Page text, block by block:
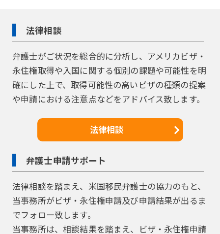
法律相談
弁護士がご状況を総合的に分析し、アメリカビザ・
永住権取得や入国に関する個別の課題や可能性を明
確にした上で、取得可能性の高いビザの種類の提案
や申請における注意点などをアドバイス致します。
法律相談
弁護士申請サポート
法律相談を踏まえ、米国移民弁護士の協力のもと、
当事務所がビザ・永住権申請及び申請結果が出るま
でフォロー致します。
当事務所は、相談結果を踏まえ、ビザ・永住権申請